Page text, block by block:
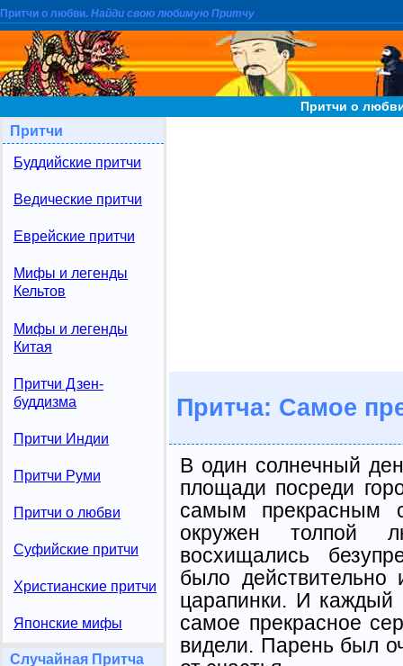
Притчи о любви. Найди свою любимую Притчу
Притчи о
Притчи
Буддийские притчи
Ведические притчи
Еврейские притчи
Мифы и легенды
Кельтов
Мифы и легенды
Китая
Притчи Дзен-
буддизма
Притчи Индии
Притчи Руми
Притчи о любви
Суфийские притчи
Христианские притчи
Японские мифы
Случайная Притча
Притча: Самое
В один солнечный
площади посреди
самым прекрасным
окружен толпой
восхищались
было
царапинки. И каждый
самое прекрасное
видели. Парень был